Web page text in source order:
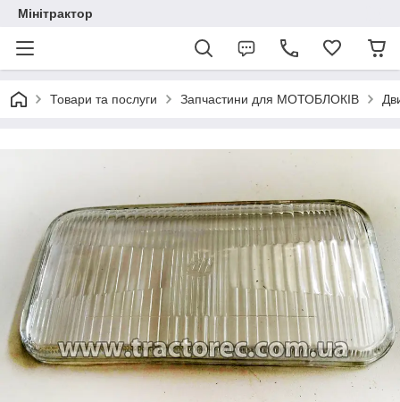
Мінітрактор
Товари та послуги Запчастини для МОТОБЛОКІВ